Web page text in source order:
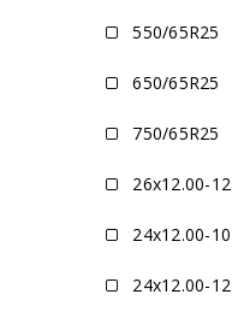
550/65R25
650/65R25
750/65R25
26x12.00-12
24x12.00-10
24x12.00-12